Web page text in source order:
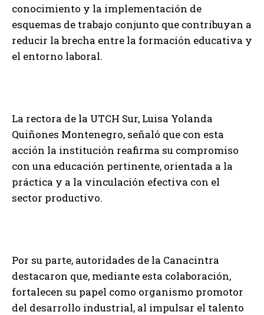
conocimiento y la implementación de
esquemas de trabajo conjunto que contribuyan a
reducir la brecha entre la formación educativa y
el entorno laboral.
La rectora de la UTCH Sur, Luisa Yolanda
Quiñones Montenegro, señaló que con esta
acción la institución reafirma su compromiso
con una educación pertinente, orientada a la
práctica y a la vinculación efectiva con el
sector productivo.
Por su parte, autoridades de la Canacintra
destacaron que, mediante esta colaboración,
fortalecen su papel como organismo promotor
del desarrollo industrial, al impulsar el talento